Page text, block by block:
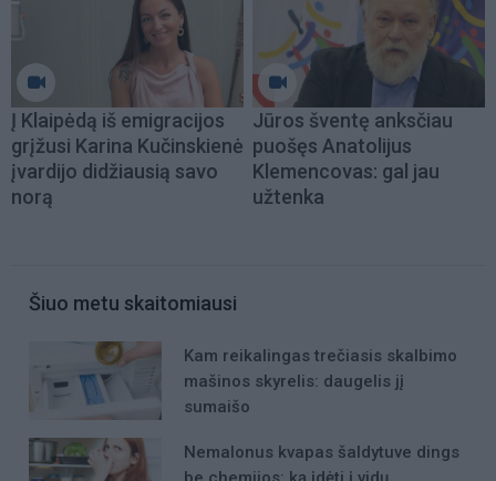
Į Klaipėdą iš emigracijos
grįžusi Karina Kučinskienė
įvardijo didžiausią savo
norą
Jūros šventę anksčiau
puošęs Anatolijus
Klemencovas: gal jau
užtenka
Šiuo metu skaitomiausi
Kam reikalingas trečiasis skalbimo
mašinos skyrelis: daugelis jį
sumaišo
Nemalonus kvapas šaldytuve dings